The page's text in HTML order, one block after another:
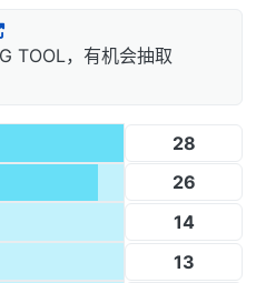
TOOL，有机会抽取
28
26
14
13